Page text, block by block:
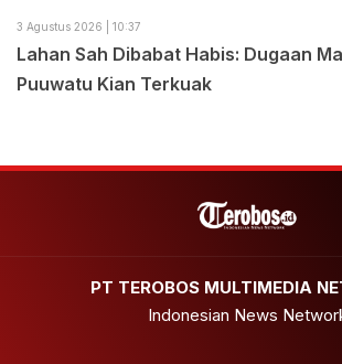
3 Agustus 2026 | 10:37
Lahan Sah Dibabat Habis: Dugaan
Puuwatu Kian Terkuak
PT TEROBOS MULTIMEDIA
Indonesian News